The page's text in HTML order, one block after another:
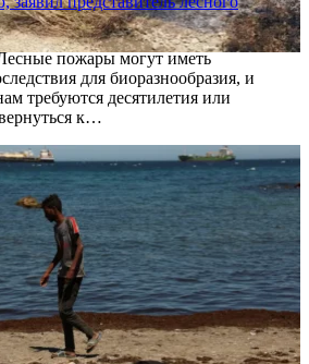
пожары могут иметь
для биоразнообразия, и
требуются десятилетия или
к…